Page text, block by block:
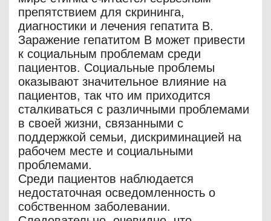
препятствием для скрининга,
диагностики и лечения гепатита В.
Заражение гепатитом В может привести
к социальным проблемам среди
пациентов. Социальные проблемы
оказывают значительное влияние на
пациентов, так что им приходится
сталкиваться с различными проблемами
в своей жизни, связанными с
поддержкой семьи, дискриминацией на
рабочем месте и социальными
проблемами.
Среди пациентов наблюдается
недостаточная осведомленность о
собственном заболевании.